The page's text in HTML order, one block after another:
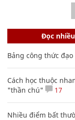
Đọc nhiều
Bảng công thức
Cách học thuộc
"thần chú"
17
Nhiều điểm bất